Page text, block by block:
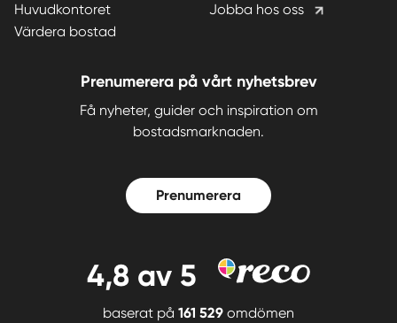
Huvudkontoret
Värdera bostad
Jobba hos oss
Prenumerera på vårt nyhetsbrev
Få nyheter, guider och inspiration om
bostadsmarknaden.
Prenumerera
4,8 av 5
baserat på 161 529 omdömen